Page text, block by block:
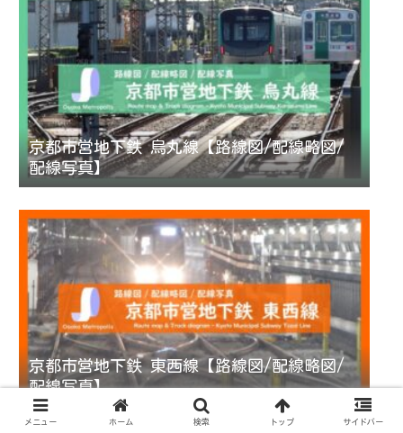
京都市営地下鉄 烏丸線【路線図/配線略図/
配線写真】
京都市営地下鉄 東西線【路線図/配線略図/
配線写真】
メニュー ホーム 検索 トップ サイドバー